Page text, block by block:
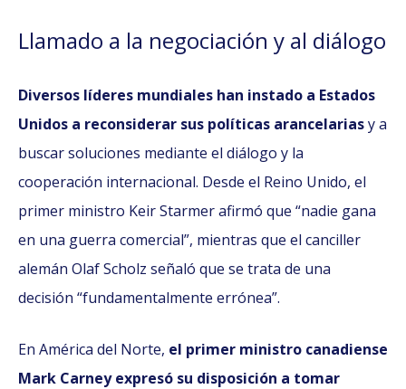
Llamado a la negociación y al diálogo
Diversos líderes mundiales han instado a Estados
Unidos a reconsiderar sus políticas arancelariasy a
buscar soluciones mediante el diálogo y la
cooperación internacional. Desde el Reino Unido, el
primer ministro Keir Starmer afirmó que “nadie gana
en una guerra comercial”, mientras que el canciller
alemán Olaf Scholz señaló que se trata de una
decisión “fundamentalmente errónea”.
En América del Norte, el primer ministro canadiense
Mark Carney expresó su disposición a tomar